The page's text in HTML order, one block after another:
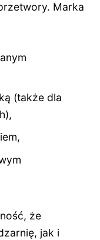
Marka
(także dla
że
jak i